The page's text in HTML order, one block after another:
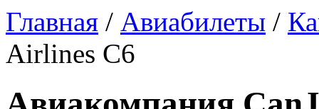
Главная / Авиабилеты /
Airlines C6